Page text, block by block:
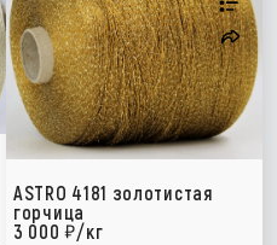
ASTRO 4181 золотистая
горчица
3 000 /кг